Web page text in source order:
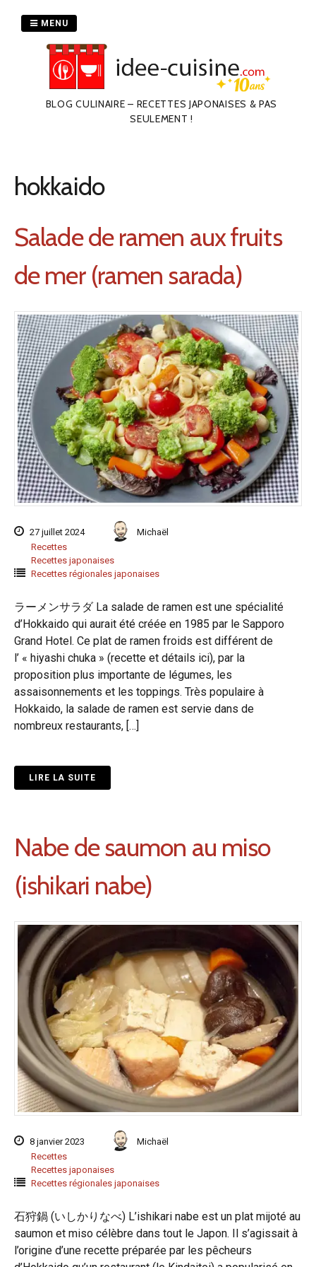
BLOG CULINAIRE – RECETTES JAPONAISES & PAS
SEULEMENT !
MENU
hokkaido
Salade de ramen aux fruits
de mer (ramen sarada)
27 juillet 2024
Michaël
Recettes
Recettes japonaises
Recettes régionales japonaises
ラーメンサラダ La salade de ramen est une spécialité
d’Hokkaido qui aurait été créée en 1985 par le Sapporo
Grand Hotel. Ce plat de ramen froids est différent de
l’ « hiyashi chuka » (recette et détails ici), par la
proposition plus importante de légumes, les
assaisonnements et les toppings. Très populaire à
Hokkaido, la salade de ramen est servie dans de
nombreux restaurants, […]
LIRE LA SUITE
Nabe de saumon au miso
(ishikari nabe)
8 janvier 2023
Michaël
Recettes
Recettes japonaises
Recettes régionales japonaises
石狩鍋 (いしかりなべ) L’ishikari nabe est un plat mijoté au
saumon et miso célèbre dans tout le Japon. Il s’agissait à
l’origine d’une recette préparée par les pêcheurs